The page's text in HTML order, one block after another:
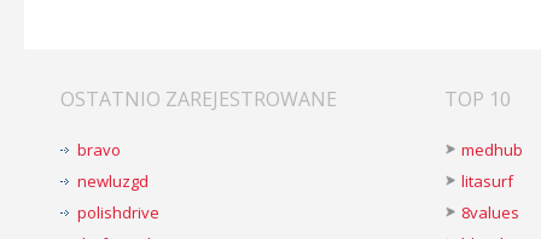
OSTATNIO ZAREJESTROWANE
bravo
newluzgd
polishdrive
TOP 10
medhub
litasurf
8values